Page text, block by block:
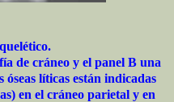
de cráneo y el panel B una
líticas están indicadas
en el cráneo parietal y en